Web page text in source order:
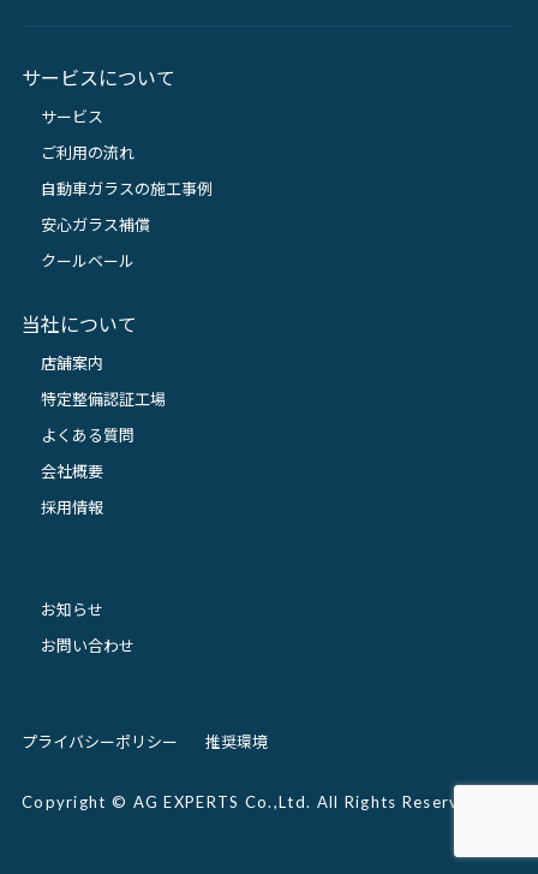
サービスについて
サービス
ご利用の流れ
自動車ガラスの施工事例
安心ガラス補償
クールベール
当社について
店舗案内
特定整備認証工場
よくある質問
会社概要
採用情報
お知らせ
お問い合わせ
プライバシーポリシー 推奨環境
Copyright © AG EXPERTS Co.,Ltd. All Rights Reserved.